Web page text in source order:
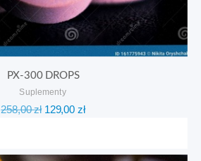
PX-300 DROPS
Suplementy
258,00zł Pierwotna
129,00 złAktualna